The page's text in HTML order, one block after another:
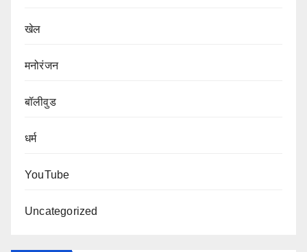
खेल
मनोरंजन
बॉलीवुड
धर्म
YouTube
Uncategorized